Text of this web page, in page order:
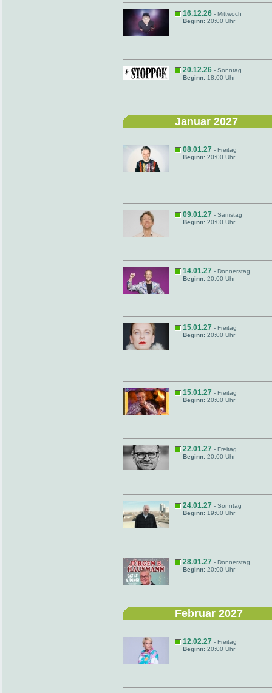
16.12.26 - Mittwoch
Beginn: 20:00 Uhr
20.12.26 - Sonntag
Beginn: 18:00 Uhr
Januar 2027
08.01.27 - Freitag
Beginn: 20:00 Uhr
09.01.27 - Samstag
Beginn: 20:00 Uhr
14.01.27 - Donnerstag
Beginn: 20:00 Uhr
15.01.27 - Freitag
Beginn: 20:00 Uhr
15.01.27 - Freitag
Beginn: 20:00 Uhr
22.01.27 - Freitag
Beginn: 20:00 Uhr
24.01.27 - Sonntag
Beginn: 19:00 Uhr
28.01.27 - Donnerstag
Beginn: 20:00 Uhr
Februar 2027
12.02.27 - Freitag
Beginn: 20:00 Uhr